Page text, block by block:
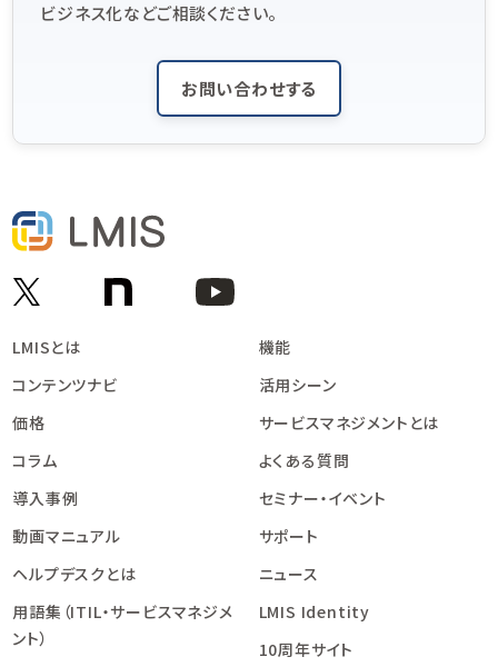
ビジネス化などご相談ください。
お問い合わせする
LMISとは
コンテンツナビ
価格
コラム
機能
活用シーン
サービスマネジメントとは
よくある質問
導入事例
動画マニュアル
ヘルプデスクとは
用語集（ITIL・サービスマネジメ
ント）
セミナー・イベント
サポート
ニュース
LMIS Identity
10周年サイト